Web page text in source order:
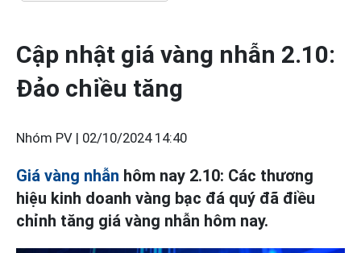
Cập nhật giá vàng nhẫn 2.10:
Đảo chiều tăng
Nhóm PV | 02/10/2024 14:40
Giá vàng nhẫn hôm nay 2.10: Các thương
hiệu kinh doanh vàng bạc đá quý đã điều
chỉnh tăng giá vàng nhẫn hôm nay.